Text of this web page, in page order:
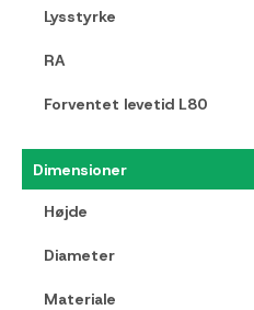
Lysstyrke
RA
Forventet levetid L80
Dimensioner
Højde
Diameter
Materiale